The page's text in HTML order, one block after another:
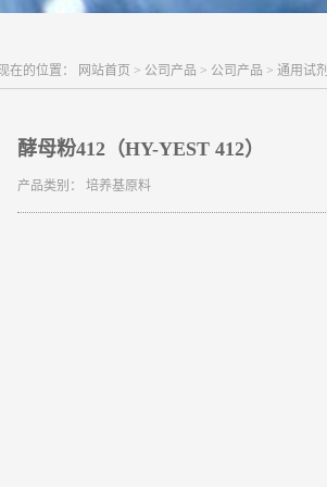
在的位置： 网站首页 > 公司产品 > 公司产品 > 通用试剂
酵母粉412（HY-YEST 412）
产品类别： 培养基原料